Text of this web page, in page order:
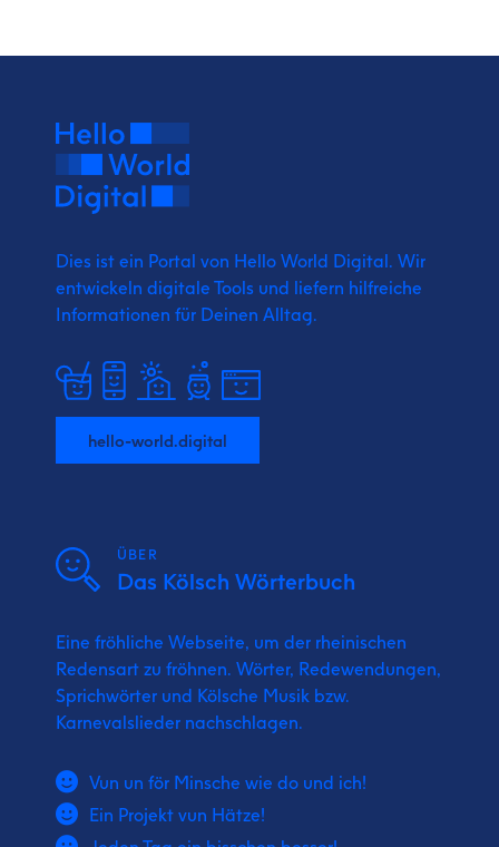
Dies ist ein Portal von Hello World Digital. Wir
entwickeln digitale Tools und liefern hilfreiche
Informationen für Deinen Alltag.
hello-world.digital
ÜBER
Das Kölsch Wörterbuch
Eine fröhliche Webseite, um der rheinischen
Redensart zu fröhnen. Wörter, Redewendungen,
Sprichwörter und Kölsche Musik bzw.
Karnevalslieder nachschlagen.
Vun un för Minsche wie do und ich!
Ein Projekt vun Hätze!